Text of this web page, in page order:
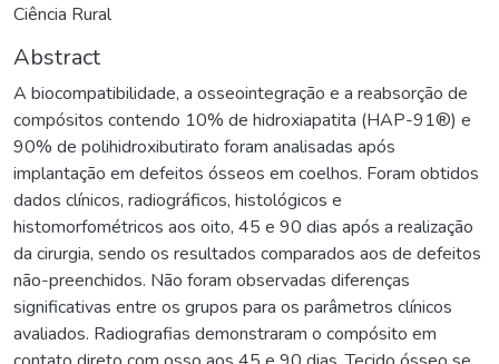
Ciência Rural
Abstract
A biocompatibilidade, a osseointegração e a reabsorção de
compósitos contendo 10% de hidroxiapatita (HAP-91®) e
90% de polihidroxibutirato foram analisadas após
implantação em defeitos ósseos em coelhos. Foram obtidos
dados clínicos, radiográficos, histológicos e
histomorfométricos aos oito, 45 e 90 dias após a realização
da cirurgia, sendo os resultados comparados aos de defeitos
não-preenchidos. Não foram observadas diferenças
significativas entre os grupos para os parâmetros clínicos
avaliados. Radiografias demonstraram o compósito em